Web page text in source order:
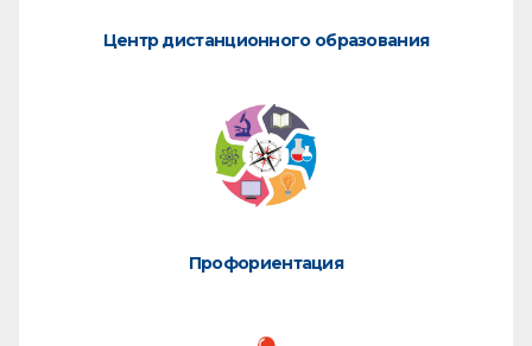
Центр дистанционного образования
Профориентация